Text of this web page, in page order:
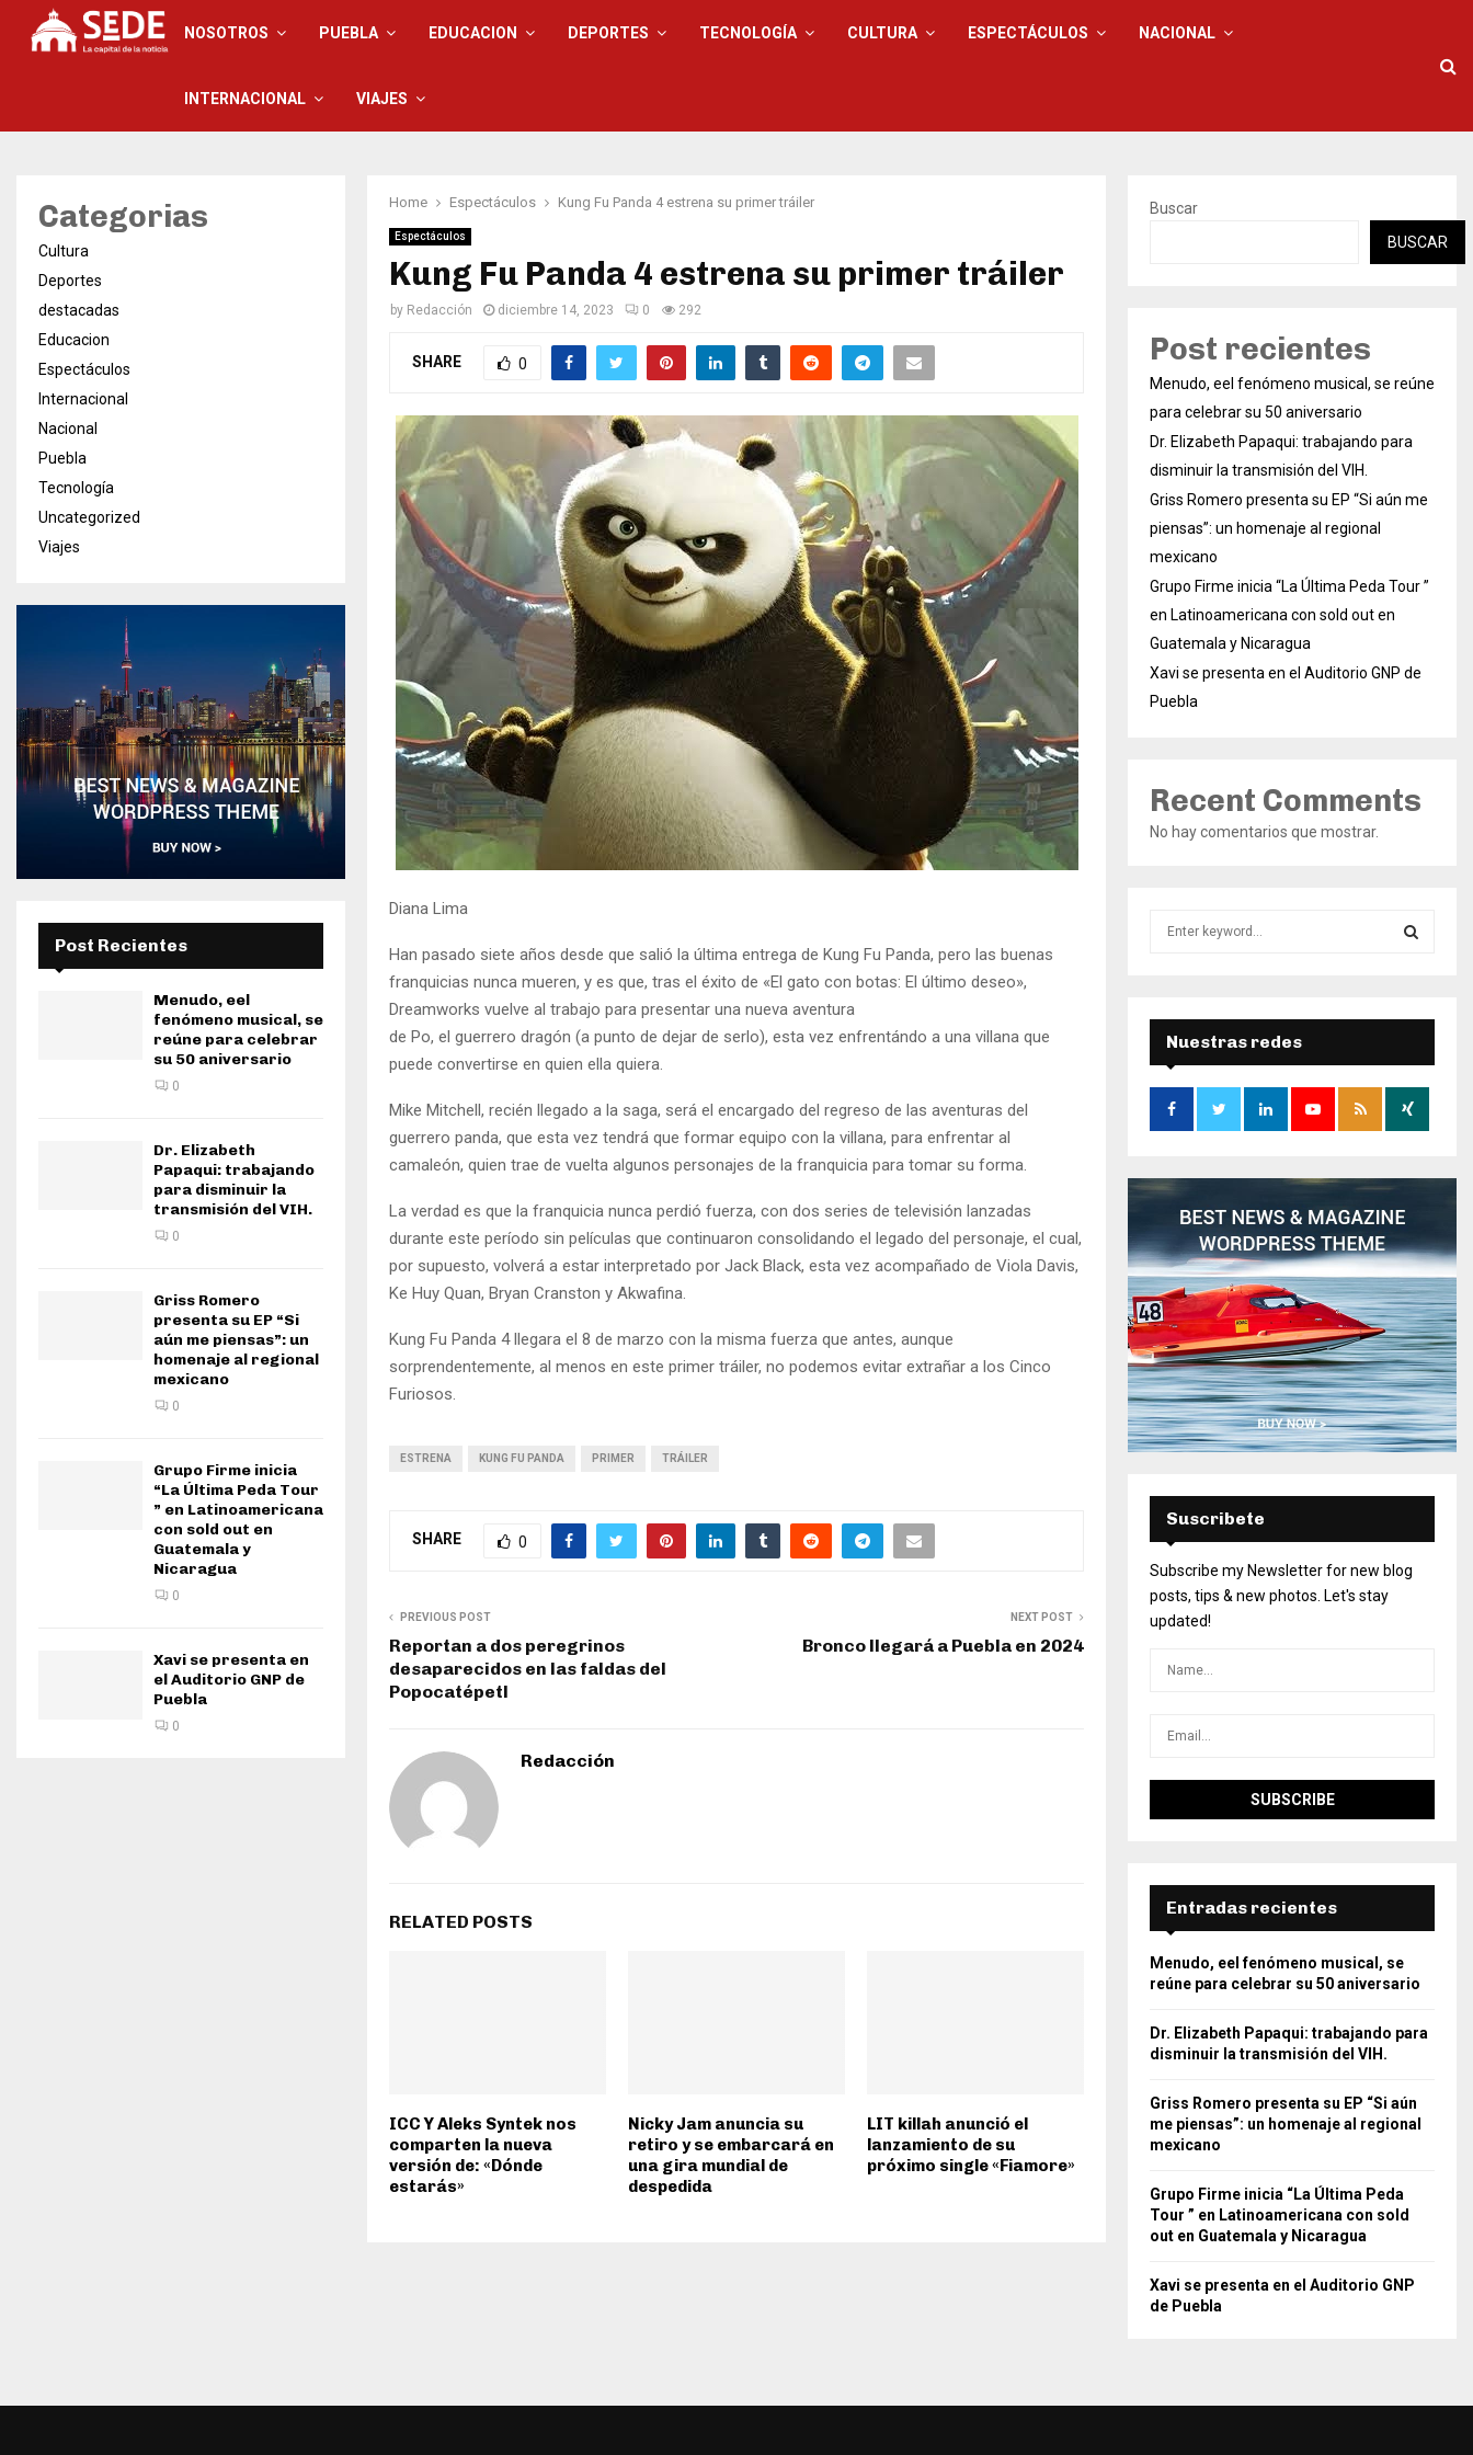
NOSOTROS PUEBLA EDUCACION DEPORTES TECNOLOGÍA CULTURA ESPECTÁCULOS NACIONAL
INTERNACIONAL VIAJES
Home Espectáculos Kung Fu Panda 4 estrena su primer tráiler
Espectáculos
Kung Fu Panda 4 estrena su primer tráiler
by Redacción diciembre 14, 2023 0 292
SHARE 0
Diana Lima
Han pasado siete años desde que salió la última entrega de Kung Fu Panda, pero las buenas
franquicias nunca mueren, y es que, tras el éxito de «El gato con botas: El último deseo»,
Dreamworks vuelve al trabajo para presentar una nueva aventura
de Po, el guerrero dragón (a punto de dejar de serlo), esta vez enfrentándo a una villana que
puede convertirse en quien ella quiera.
Mike Mitchell, recién llegado a la saga, será el encargado del regreso de las aventuras del
guerrero panda, que esta vez tendrá que formar equipo con la villana, para enfrentar al
camaleón, quien trae de vuelta algunos personajes de la franquicia para tomar su forma.
La verdad es que la franquicia nunca perdió fuerza, con dos series de televisión lanzadas
durante este período sin películas que continuaron consolidando el legado del personaje, el cual,
por supuesto, volverá a estar interpretado por Jack Black, esta vez acompañado de Viola Davis,
Ke Huy Quan, Bryan Cranston y Akwafina.
Kung Fu Panda 4 llegara el 8 de marzo con la misma fuerza que antes, aunque
sorprendentemente, al menos en este primer tráiler, no podemos evitar extrañar a los Cinco
Furiosos.
ESTRENA KUNG FU PANDA PRIMER TRÁILER
SHARE 0
PREVIOUS POST
Reportan a dos peregrinos
desaparecidos en las faldas del
Popocatépetl
NEXT POST
Bronco llegará a Puebla en 2024
Redacción
RELATED POSTS
ICC Y Aleks Syntek nos
comparten la nueva
versión de: «Dónde
estarás»
Nicky Jam anuncia su
retiro y se embarcará en
una gira mundial de
despedida
LIT killah anunció el
lanzamiento de su
próximo single «Fiamore»
Categorias
Cultura
Deportes
destacadas
Educacion
Espectáculos
Internacional
Nacional
Puebla
Tecnología
Uncategorized
Viajes
Post Recientes
Menudo, eel
fenómeno musical, se
reúne para celebrar
su 50 aniversario
0
Dr. Elizabeth
Papaqui: trabajando
para disminuir la
transmisión del VIH.
0
Griss Romero
presenta su EP “Si
aún me piensas”: un
homenaje al regional
mexicano
0
Grupo Firme inicia
“La Última Peda Tour
” en Latinoamericana
con sold out en
Guatemala y
Nicaragua
0
Xavi se presenta en
el Auditorio GNP de
Puebla
0
Buscar
BUSCAR
Post recientes
Menudo, eel fenómeno musical, se reúne
para celebrar su 50 aniversario
Dr. Elizabeth Papaqui: trabajando para
disminuir la transmisión del VIH.
Griss Romero presenta su EP “Si aún me
piensas”: un homenaje al regional
mexicano
Grupo Firme inicia “La Última Peda Tour ”
en Latinoamericana con sold out en
Guatemala y Nicaragua
Xavi se presenta en el Auditorio GNP de
Puebla
Recent Comments
No hay comentarios que mostrar.
:
E
A
R
Nuestras redes
Suscribete
Subscribe my Newsletter for new blog
posts, tips & new photos. Let's stay
updated!
Entradas recientes
Menudo, eel fenómeno musical, se
reúne para celebrar su 50 aniversario
Dr. Elizabeth Papaqui: trabajando para
disminuir la transmisión del VIH.
Griss Romero presenta su EP “Si aún
me piensas”: un homenaje al regional
mexicano
Grupo Firme inicia “La Última Peda
Tour ” en Latinoamericana con sold
out en Guatemala y Nicaragua
Xavi se presenta en el Auditorio GNP
de Puebla